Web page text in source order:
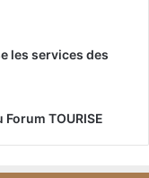
les services des
TOURISE